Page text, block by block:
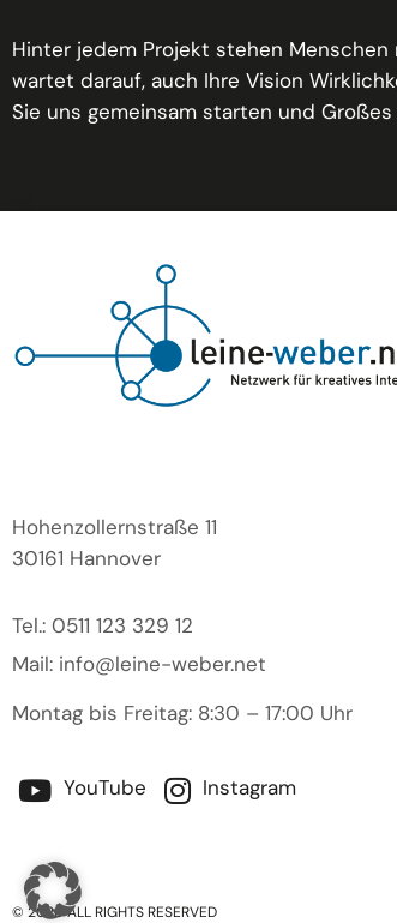
Hinter jedem Projekt stehen
wartet darauf, auch Ihre Vision
Sie uns gemeinsam starten und
Hohenzollernstraße 11
30161 Hannover
Tel.: 0511 123 329 12
Mail: info@leine-weber.net
Montag bis Freitag: 8:30 – 17:00 Uhr
YouTube Instagram
© 2026 ALL RIGHTS RESERVED